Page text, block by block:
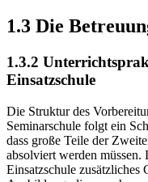
1.3 Die
1.3.2
Einsatzschule
Die Struktur des
Seminarschule folgt ein
dass große Teile der
absolviert werden
Einsatzschule zusätzliches